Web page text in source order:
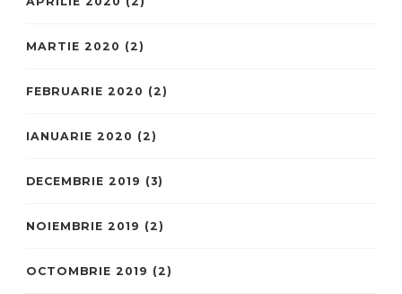
MARTIE 2020 (2)
FEBRUARIE 2020 (2)
IANUARIE 2020 (2)
DECEMBRIE 2019 (3)
NOIEMBRIE 2019 (2)
OCTOMBRIE 2019 (2)